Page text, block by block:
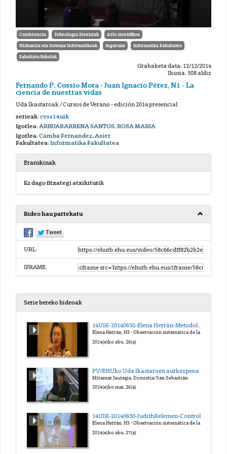
Conferencia Teknologia Zientziak Arlo zientifikoa
Hizkuntza eta Sistema Informatikoak Inguruan Informatika Fakultatea
Fakultate/Eskolak
Grabaketa data: 12/12/2014
Ikusia: 308 aldiz
Fernando P. Cossío Mora - Juan Ignacio Pérez, N1 - La
ciencia de nuestras vidas
Uda Ikastaroak / Cursos de Verano - edición 2014 presencial
serieak:cvss14uik
Igorlea:ARRUABARRENA SANTOS, ROSA MARIA
Igorlea:Camba Fernandez, Asier
Fakultatea:Informatika Fakultatea
Eranskinak
Ez dago fitxategi atxikiturik
Bideo hau partekatu
URL:
IFRAME:
Serie bereko bideoak
14UIK-20140630-Elena Herrán-Metodología Observacional en la Escuela Infantil Pikler-Lóczy de Budapest
Elena Herrán, H3 - Observación sistemática de la educadora Pikler-Lóczy: “Cuando educar empieza por cuidar”
2014(e)ko abu. 26(a)
Miramar Jauregia, Donostia/San Sebastián
2014(e)ko mai. 26(a)
Elena Herrán, H3 - Observación sistemática de la educadora Pikler-Lóczy: “Cuando educar empieza por cuidar”
2014(e)ko abu. 27(a)